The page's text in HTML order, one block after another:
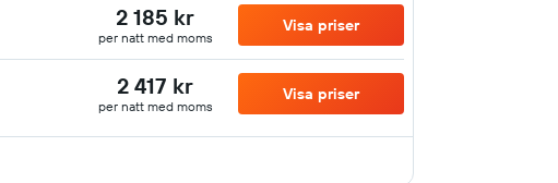
2 185 kr
per natt med moms
Visa priser
2 417 kr
per natt med moms
Visa priser